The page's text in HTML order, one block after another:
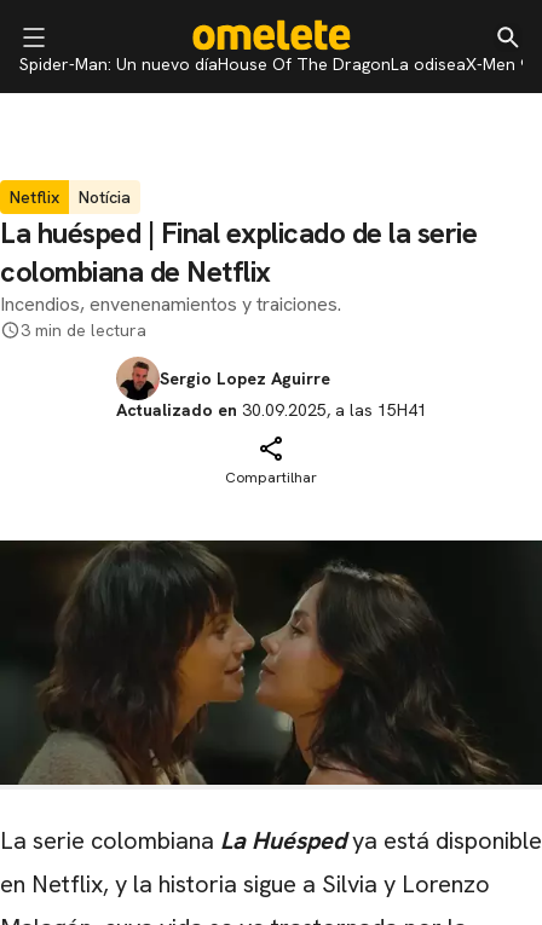
Spider-Man: Un nuevo díaHouse Of The DragonLa odiseaX-Men 97
Netflix Notícia
La huésped | Final explicado de la serie
colombiana de Netflix
Incendios, envenenamientos y traiciones.
3 min de lectura
Sergio Lopez Aguirre
Actualizado en 30.09.2025, a las 15H41
Compartilhar
La serie colombiana La Huéspedya está disponible
en Netflix, y la historia sigue a Silvia y Lorenzo